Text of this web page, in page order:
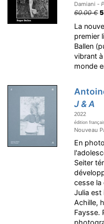
Damiani -
60.00 €
La
premier
Ballen
vibrant
monde
J & A
2022
édition
Nouveau
En
Seiter
cesse la
Julia est
Achille,
Faysse.